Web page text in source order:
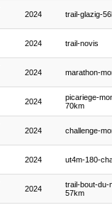
2024 trail-glazig-
2024 trail-novis
2024 marathon-
2024
picariege-
70km
2024 challenge-
2024 ut4m-180-
2024
trail-bout-du-
57km